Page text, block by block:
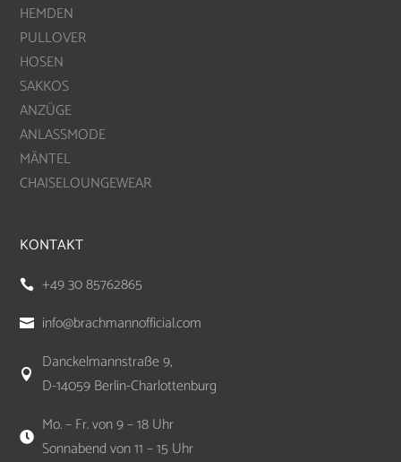
HEMDEN
PULLOVER
HOSEN
SAKKOS
ANZÜGE
ANLASSMODE
MÄNTEL
CHAISELOUNGEWEAR
KONTAKT
 +49 30 85762865
 info@brachmannofficial.com

Danckelmannstraße 9,
D-14059 Berlin-Charlottenburg

Mo. – Fr. von 9 – 18 Uhr
Sonnabend von 11 – 15 Uhr